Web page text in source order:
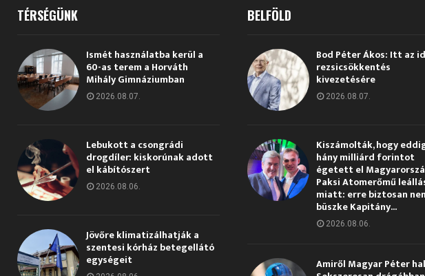
TÉRSÉGÜNK
Ismét használatba kerül a
60-as terem a Horváth
Mihály Gimnáziumban
2026.08.07.
Lebukott a csongrádi
drogdíler: kiskorúnak adott
el kábítószert
2026.08.06.
Jövőre klimatizálhatják a
szentesi kórház betegellátó
egységeit
BELFÖLD
Bod Péter Ákos: Itt az
rezsicsökkentés
kivezetésére
2026.08.07.
Kiszámolták, hogy
hány milliárd forintot
égetett el
Paksi Atomerőmű
miatt: erre biztosan
büszke Kapitány...
2026.08.06.
Amiről Magyar Péter